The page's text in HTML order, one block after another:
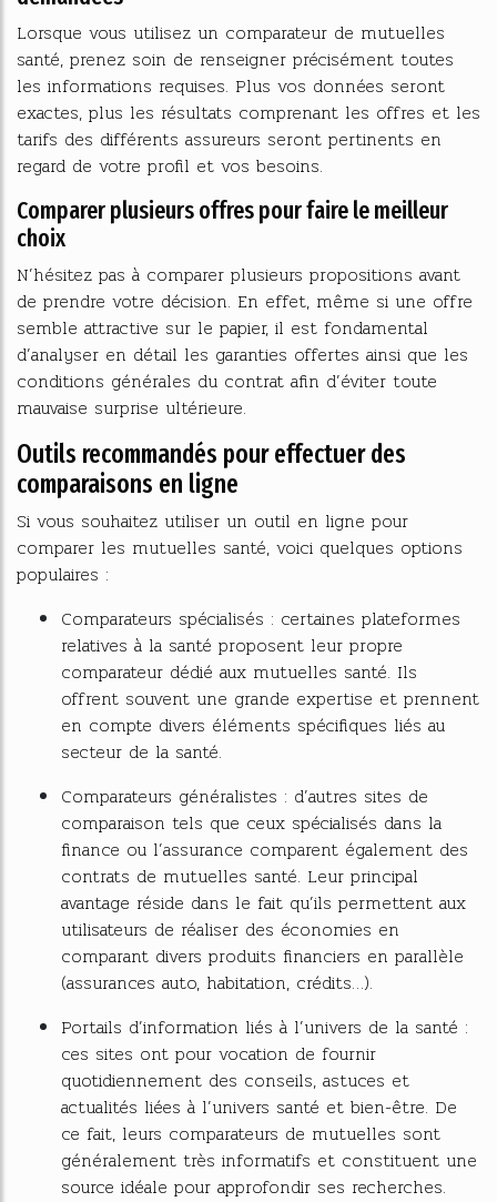
Lorsque vous utilisez un comparateur de mutuelles
santé, prenez soin de renseigner précisément toutes
les informations requises. Plus vos données seront
exactes, plus les résultats comprenant les offres et les
tarifs des différents assureurs seront pertinents en
regard de votre profil et vos besoins.
Comparer plusieurs offres pour faire le meilleur
choix
N’hésitez pas à comparer plusieurs propositions avant
de prendre votre décision. En effet, même si une offre
semble attractive sur le papier, il est fondamental
d’analyser en détail les garanties offertes ainsi que les
conditions générales du contrat afin d’éviter toute
mauvaise surprise ultérieure.
Outils recommandés pour effectuer des
comparaisons en ligne
Si vous souhaitez utiliser un outil en ligne pour
comparer les mutuelles santé, voici quelques options
populaires :
Comparateurs spécialisés : certaines plateformes
relatives à la santé proposent leur propre
comparateur dédié aux mutuelles santé. Ils
offrent souvent une grande expertise et prennent
en compte divers éléments spécifiques liés au
secteur de la santé.
Comparateurs généralistes : d’autres sites de
comparaison tels que ceux spécialisés dans la
finance ou l’assurance comparent également des
contrats de mutuelles santé. Leur principal
avantage réside dans le fait qu’ils permettent aux
utilisateurs de réaliser des économies en
comparant divers produits financiers en parallèle
(assurances auto, habitation, crédits…).
Portails d’information liés à l’univers de la santé :
ces sites ont pour vocation de fournir
quotidiennement des conseils, astuces et
actualités liées à l’univers santé et bien-être. De
ce fait, leurs comparateurs de mutuelles sont
généralement très informatifs et constituent une
source idéale pour approfondir ses recherches.